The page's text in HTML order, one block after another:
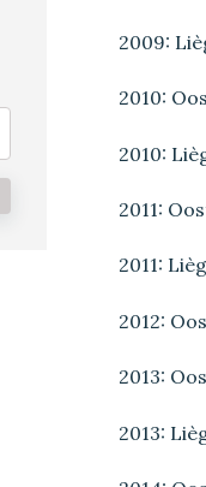
2009:
2010:
2010:
2011:
2011:
2012:
2013:
2013: